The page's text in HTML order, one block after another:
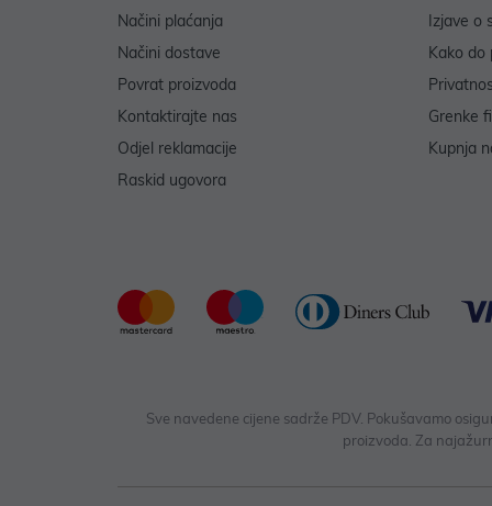
Načini plaćanja
Načini dostave
Povrat proizvoda
Kontaktirajte nas
Odjel reklamacije
Raskid ugovora
Izjave o
Kako do
Grenke
Kupnja
Sve navedene cijene sadrže PDV. Pokušavamo
proizvoda. Za